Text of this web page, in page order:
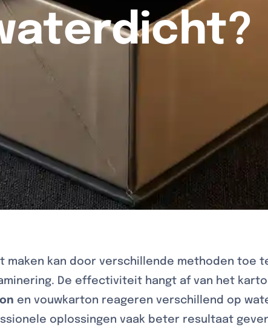
maken kan door verschillende methoden toe
De effectiviteit hangt af van het
en vouwkarton reageren verschillend op
oplossingen vaak beter resultaat